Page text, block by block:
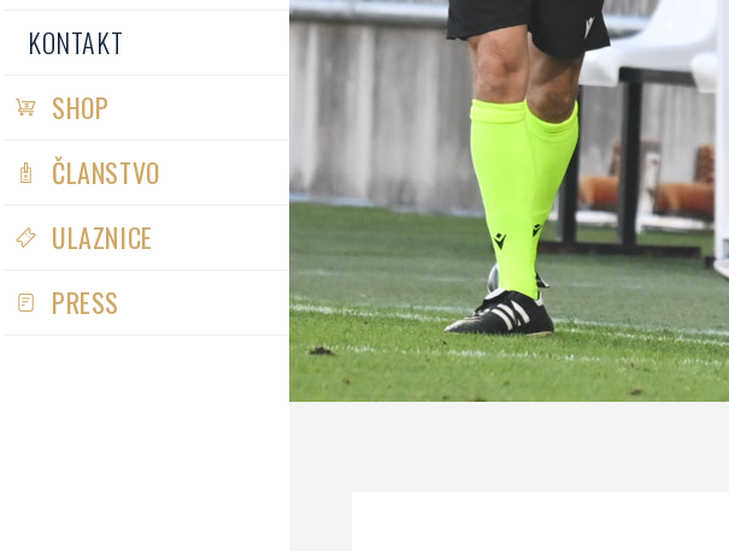
KONTAKT
SHOP
ČLANSTVO
ULAZNICE
PRESS